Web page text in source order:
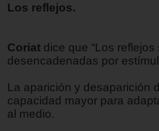
Los reflejos.
Coriat dice que “Los
desencadenadas por
La aparición y desaparición
capacidad mayor para
al medio.